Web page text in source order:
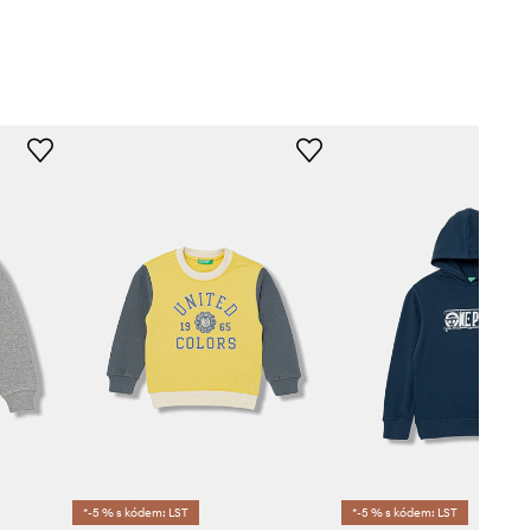
*-5 % s kódem: LST *-5 % s kódem: LST